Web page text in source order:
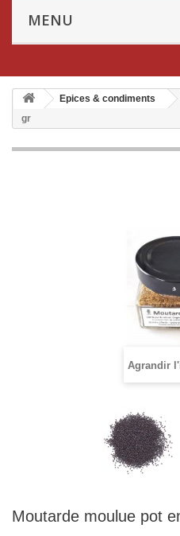
MENU
Epices & condiments
gr
Agrandir
Moutarde moulue pot